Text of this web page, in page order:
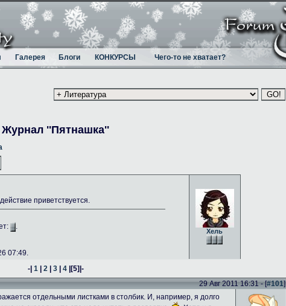
Галерея Блоги КОНКУРСЫ Чего-то не хватает?
Журнал ''Пятнашка''
Хель
приветствуется.
.
07:49.
-| 1| 2| 3| 4|[5]|-
29 Авг 2011 16:31 - [#101]
отдельными листками в столбик. И, например, я долго